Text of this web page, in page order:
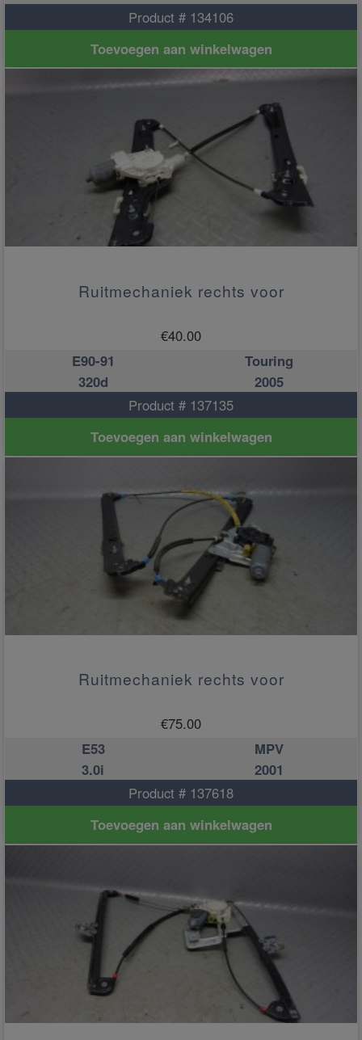
Product # 134106
Toevoegen aan winkelwagen
Ruitmechaniek rechts voor
€40.00
E90-91
Touring
320d
2005
Product # 137135
Toevoegen aan winkelwagen
Ruitmechaniek rechts voor
€75.00
E53
MPV
3.0i
2001
Product # 137618
Toevoegen aan winkelwagen